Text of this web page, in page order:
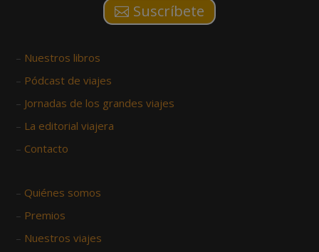
Suscríbete
– Nuestros libros
– Pódcast de viajes
– Jornadas de los grandes viajes
– La editorial viajera
– Contacto
– Quiénes somos
– Premios
– Nuestros viajes